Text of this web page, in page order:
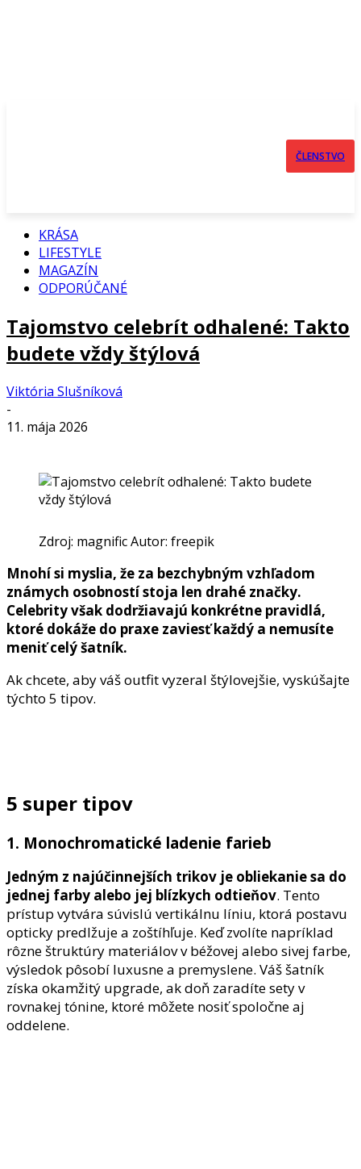
ČLENSTVO
KRÁSA
LIFESTYLE
MAGAZÍN
ODPORÚČANÉ
Tajomstvo celebrít odhalené: Takto
budete vždy štýlová
Viktória Slušníková
-
11. mája 2026
Zdroj: magnific Autor: freepik
Mnohí si myslia, že za bezchybným vzhľadom
známych osobností stoja len drahé značky.
Celebrity však dodržiavajú konkrétne pravidlá,
ktoré dokáže do praxe zaviesť každý a nemusíte
meniť celý šatník.
Ak chcete, aby váš outfit vyzeral štýlovejšie, vyskúšajte
týchto 5 tipov.
5 super tipov
1. Monochromatické ladenie farieb
Jedným z najúčinnejších trikov je obliekanie sa do
jednej farby alebo jej blízkych odtieňov. Tento
prístup vytvára súvislú vertikálnu líniu, ktorá postavu
opticky predlžuje a zoštíhľuje. Keď zvolíte napríklad
rôzne štruktúry materiálov v béžovej alebo sivej farbe,
výsledok pôsobí luxusne a premyslene. Váš šatník
získa okamžitý upgrade, ak doň zaradíte sety v
rovnakej tónine, ktoré môžete nosiť spoločne aj
oddelene.